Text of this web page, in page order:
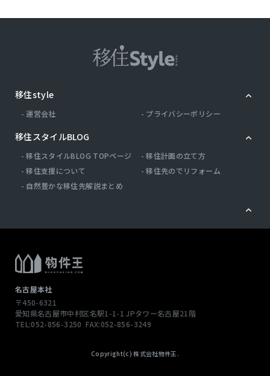
079-563-0705
移住style
運営会社 プライバシーポリシー
移住スタイルBLOG
移住スタイルBLOG TOPページ
移住計画の立て方
移住支援について
移住先のでリフォーム
自然豊かな移住先解説まとめ
名古屋本社
〒450-6321
愛知県名古屋市中村区名駅1-1-1JPタワー名古屋21階
TEL:052-856-3250FAX:052-856-3249
Copyright(c) 株式会社物件王.